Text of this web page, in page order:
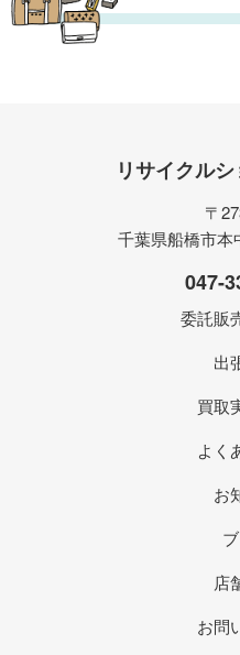
リサイクル
〒
千葉県船橋市本
047-
委託販
出
買取
よく
お
店
お問